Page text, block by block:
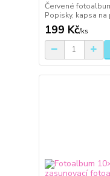
Červené
Popisky, kapsa
199 Kč/ks